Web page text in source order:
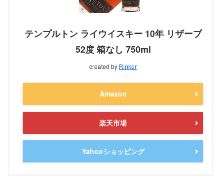
テンプルトン ライウイスキー 10年 リザーブ
52度 箱なし 750ml
created by Rinker
Amazon
楽天市場
Yahooショッピング